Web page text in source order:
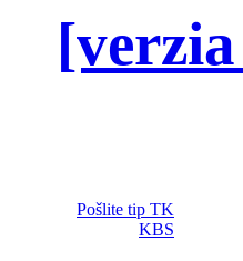
Pošlite tip TK
KBS